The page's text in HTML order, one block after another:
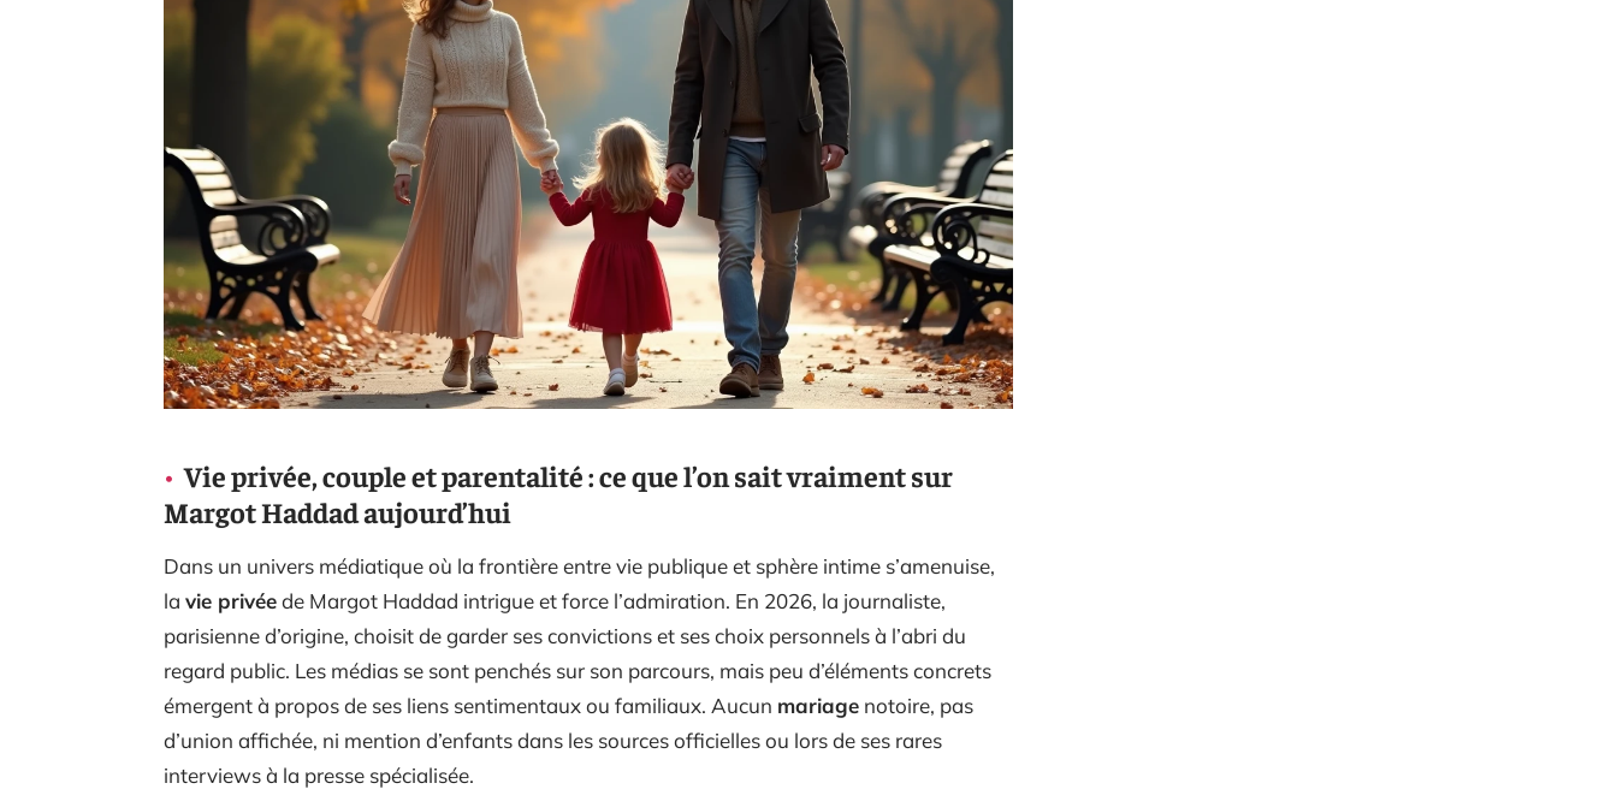
Vie privée, couple et parentalité : ce que l’on sait vraiment sur
Margot Haddad aujourd’hui
Dans un univers médiatique où la frontière entre vie publique et sphère intime s’amenuise,
la vie privéede Margot Haddad intrigue et force l’admiration. En 2026, la journaliste,
parisienne d’origine, choisit de garder ses convictions et ses choix personnels à l’abri du
regard public. Les médias se sont penchés sur son parcours, mais peu d’éléments concrets
émergent à propos de ses liens sentimentaux ou familiaux. Aucun mariage notoire, pas
d’union affichée, ni mention d’enfants dans les sources officielles ou lors de ses rares
interviews à la presse spécialisée.